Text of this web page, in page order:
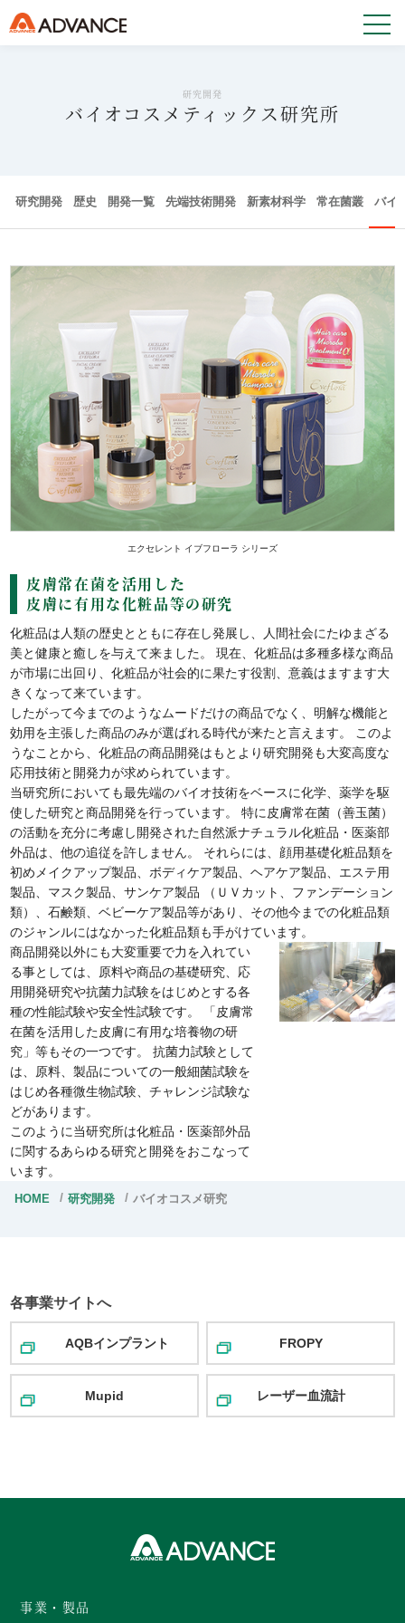
研究開発
バイオコスメティックス研究所
研究開発 歴史 開発一覧 先端技術開発 新素材科学 常在菌叢 バイ
エクセレント イブフローラ シリーズ
皮膚常在菌を活用した
皮膚に有用な化粧品等の研究
化粧品は人類の歴史とともに存在し発展し、人間社会にたゆまざる
美と健康と癒しを与えて来ました。 現在、化粧品は多種多様な商品
が市場に出回り、化粧品が社会的に果たす役割、意義はますます大
きくなって来ています。
したがって今までのようなムードだけの商品でなく、明解な機能と
効用を主張した商品のみが選ばれる時代が来たと言えます。 このよ
うなことから、化粧品の商品開発はもとより研究開発も大変高度な
応用技術と開発力が求められています。
当研究所においても最先端のバイオ技術をベースに化学、薬学を駆
使した研究と商品開発を行っています。 特に皮膚常在菌（善玉菌）
の活動を充分に考慮し開発された自然派ナチュラル化粧品・医薬部
外品は、他の追従を許しません。 それらには、顔用基礎化粧品類を
初めメイクアップ製品、ボディケア製品、ヘアケア製品、エステ用
製品、マスク製品、サンケア製品 （ＵＶカット、ファンデーション
類）、石鹸類、ベビーケア製品等があり、その他今までの化粧品類
のジャンルにはなかった化粧品類も手がけています。
商品開発以外にも大変重要で力を入れてい
る事としては、原料や商品の基礎研究、応
用開発研究や抗菌力試験をはじめとする各
種の性能試験や安全性試験です。 「皮膚常
在菌を活用した皮膚に有用な培養物の研
究」等もその一つです。 抗菌力試験として
は、原料、製品についての一般細菌試験を
はじめ各種微生物試験、チャレンジ試験な
どがあります。
このように当研究所は化粧品・医薬部外品
に関するあらゆる研究と開発をおこなって
います。
HOME 研究開発 バイオコスメ研究
各事業サイトへ
AQBインプラント FROPY
Mupid レーザー血流計
事業・製品